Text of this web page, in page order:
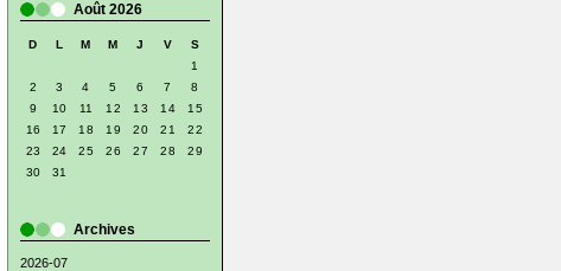
Août 2026
D L M M J V
S
1
2
3 4 5 6 7
8
9
10 11 12 13 14
15
16
17 18 19 20 21
22
23
24 25 26 27 28
29
30
31
Archives
2026-07